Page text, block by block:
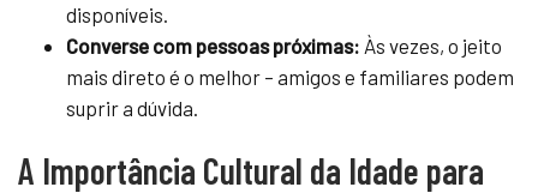
disponíveis.
Converse com pessoas próximas: Às vezes, o jeito
mais direto é o melhor – amigos e familiares podem
suprir a dúvida.
A Importância Cultural da Idade para